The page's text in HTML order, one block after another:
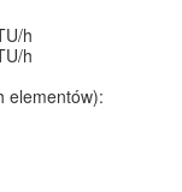
h
h
elementów):